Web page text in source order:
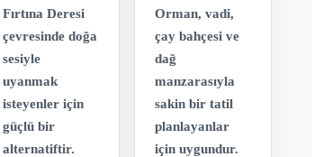
Fırtına Deresi
çevresinde doğa
sesiyle
uyanmak
isteyenler için
güçlü bir
alternatiftir.
Orman, vadi,
çay bahçesi ve
dağ
manzarasıyla
sakin bir tatil
planlayanlar
için uygundur.